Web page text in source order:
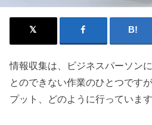
情報収集は、ビジネスパーソン
とのできない作業のひとつです
プット、どのように行っています